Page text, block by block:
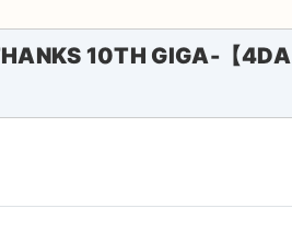
10TH GIGA-【4DA